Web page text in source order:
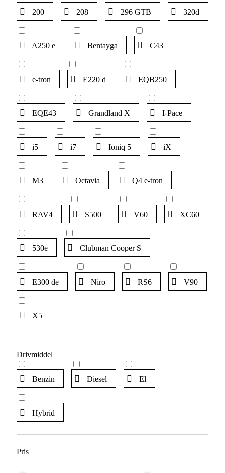
200 208 296 GTB 320d
A250 e Bentayga C43
e-tron E220 d EQB250
EQE43 Grandland X I-Pace
i5 i7 Ioniq 5 iX
M3 Octavia Q4 e-tron
RAV4 S500 V60 XC60
530e Clubman Cooper S
E300 de Niro RS6 V90
X5
Drivmiddel
Benzin Diesel El
Hybrid
Pris